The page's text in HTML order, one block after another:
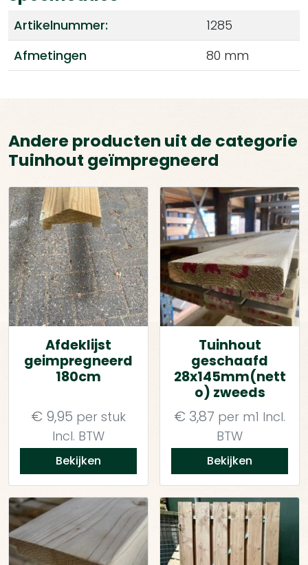
Artikelnummer:
1285
Afmetingen
80 mm
Andere producten uit de categorie
Tuinhout geïmpregneerd
Afdeklijst
geimpregneerd
180cm
€ 9,95 per stuk
Incl. BTW
Bekijken
Tuinhout
geschaafd
28x145mm(nett
o) zweeds
€ 3,87 per m1 Incl.
BTW
Bekijken